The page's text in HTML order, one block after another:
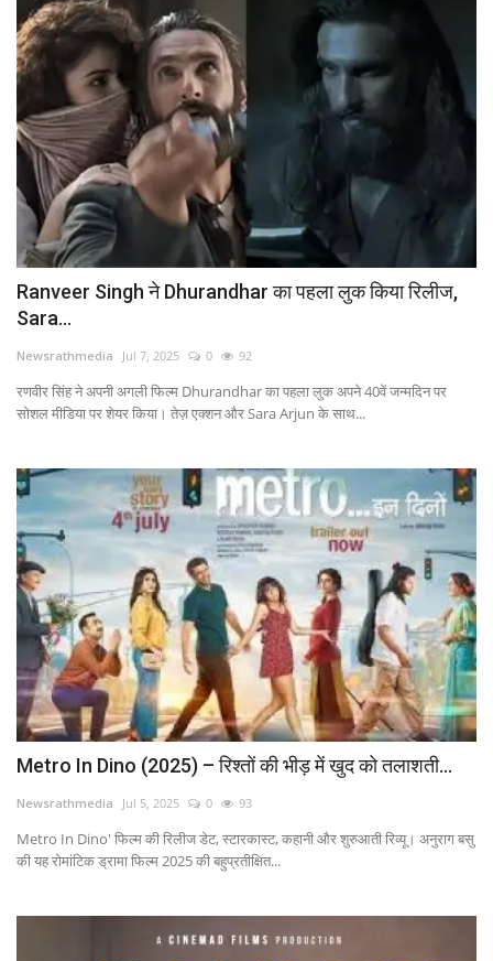
Ranveer Singh ने Dhurandhar का पहला लुक किया रिलीज,
Sara...
Newsrathmedia Jul 7, 2025 0 92
रणवीर सिंह ने अपनी अगली फिल्म Dhurandhar का पहला लुक अपने 40वें जन्मदिन पर
सोशल मीडिया पर शेयर किया। तेज़ एक्शन और Sara Arjun के साथ...
Metro In Dino (2025) – रिश्तों की भीड़ में खुद को तलाशती...
Newsrathmedia Jul 5, 2025 0 93
Metro In Dino' फिल्म की रिलीज डेट, स्टारकास्ट, कहानी और शुरुआती रिव्यू। अनुराग बसु
की यह रोमांटिक ड्रामा फिल्म 2025 की बहुप्रतीक्षित...